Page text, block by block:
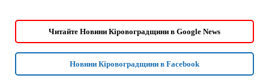
Читайте Новини Кіровоградщини в Google News
Новини Кіровоградщини в Facebook